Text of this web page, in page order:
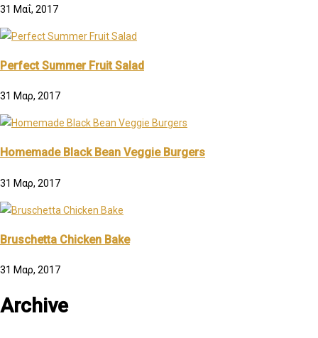
31 Μαΐ, 2017
Perfect Summer Fruit Salad
31 Μαρ, 2017
Homemade Black Bean Veggie Burgers
31 Μαρ, 2017
Bruschetta Chicken Bake
31 Μαρ, 2017
Archive